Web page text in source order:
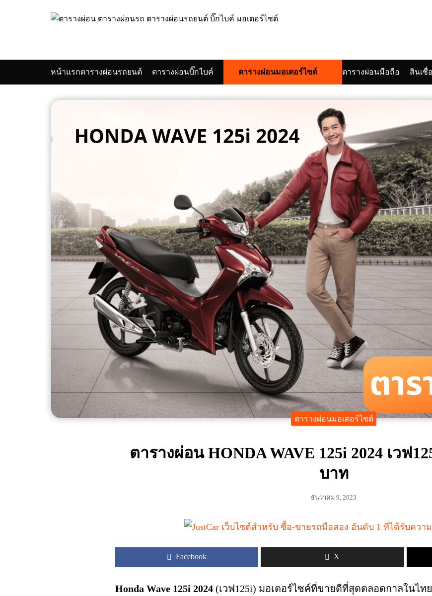
หน้าแรกตารางผ่อนรถยนต์ ตารางผ่อนบิ๊กไบค์ ตารางผ่อนมอเตอร์ไซต์ ตารางผ่อนมือถือ สินเชื่
for:
ตารางผ่อนมอเตอร์ไซต์
ตารางผ่อน HONDA WAVE 125i 2024 เวฟ
บาท
ธันวาคม 9, 2023
Facebook X
Honda Wave 125i 2024 (เวฟ125i) มอเตอร์ไซค์ที่ขายดีที่สุดตลอดกาลในไท